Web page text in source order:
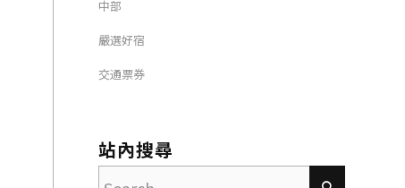
中部
嚴選好宿
交通票券
站內搜尋